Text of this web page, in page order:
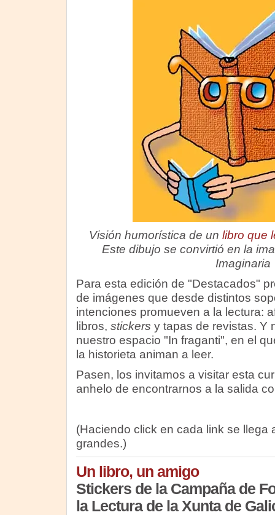
Visión humorística de un libro que
Este dibujo se convirtió en la
Imaginaria
Para esta edición de "Destacados"
de imágenes que desde distintos
intenciones promueven a la lectura:
libros, stickers y tapas de revistas. Y
nuestro espacio "In fraganti", en el
la historieta animan a leer.
Pasen, los invitamos a visitar esta
anhelo de encontrarnos a la salida
(Haciendo click en cada link se llega
grandes.)
Un libro, un amigo
Stickers de la Campaña de
la Lectura de la Xunta de